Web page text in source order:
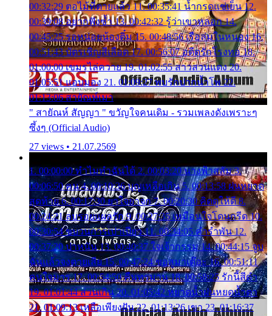
00:32:29 ตอไม้ที่ตายแล้ว 11. 00:35:41 น้ำกรดแช่เย็น 12.
00:39:08 อยากฟังซ้ำ 13. 00:42:32 รู้ว่าเขาหลอก 14.
00:45:25 รอหน่อยน้องติ๋ม 15. 00:48:56 เรือล่มในหนอง 16.
00:51:43 บัตรเชิญสีเลือด 17. 00:56:07 อดีตรักโรงทอ 18.
01:00:00 เขมรไล่ควาย 19. 01:02:55 สาวสวนแตง 20.
01:05:51 แอบมอง 21. 01:09:27 พบรักปากน้ำโพ 22.
01:13:06 สายัณห์เมา
" สายัณห์ สัญญา " ขวัญใจคนเดิม - รวมเพลงดังเพราะๆ
ซึ้งๆ (Official Audio)
27 views • 21.07.2569
1. 00:00:00 ทำไมทำฉันได้ 2. 00:03:20 นางฟ้าสลัม 3.
00:06:50 คน 4. 00:10:36 บุญเหลือเกิน 5. 00:13:58 ฝนหยาด
สุดท้าย 6. 00:17:30 ยาใจยาจก 7. 00:20:30 คิดดูให้ดี 8.
00:24:21 ลบรอยแผลรัก 9. 00:27:35 เหมือนใจโดนกรีด 10.
00:30:54 ขบวนการเปาเปียว 11. 00:34:05 คำรำพัน 12.
00:37:20 ปาหนัน 13. 00:40:37 ใจเจ้ากรรม 14. 00:44:15 จูบ
ฉันแล้วจงตายเสีย 15. 00:47:24 ขอสูมาเต๊อะ 16. 00:51:11
คนใจมาร 17. 00:54:50 คืนทรมาน 18. 00:58:25 รักนี้สีดำ
19. 01:01:44 ส่วนเกิน 20. 01:05:42 หยาดน้ำฝนหยดน้ำตา
21. 01:09:13 เหลือเพียงฝัน 22. 01:13:26 เขา 23. 01:16:37